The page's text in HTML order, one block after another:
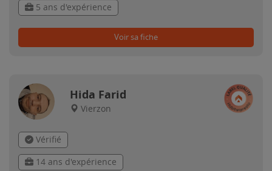
5 ans d'expérience
Voir sa fiche
Hida Farid
Vierzon
Vérifié
14 ans d'expérience